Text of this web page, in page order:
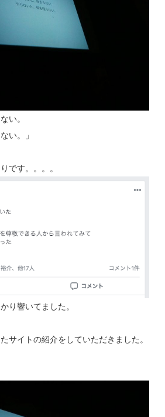
い。
い。」
です。。。。
り響いてました。
サイトの紹介をしていただきました。